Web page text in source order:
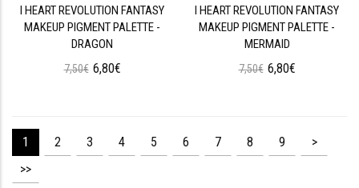
I HEART REVOLUTION FANTASY
MAKEUP PIGMENT PALETTE -
DRAGON
7,50€ 6,80€
I HEART REVOLUTION FANTASY
MAKEUP PIGMENT PALETTE -
MERMAID
7,50€ 6,80€
1 2 3 4 5 6 7 8 9
>
>>